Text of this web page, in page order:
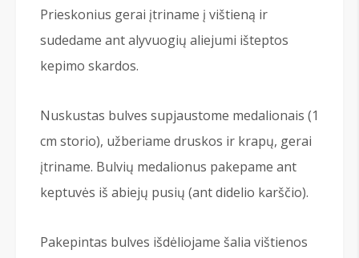
Prieskonius gerai įtriname į vištieną ir
sudedame ant alyvuogių aliejumi išteptos
kepimo skardos.
Nuskustas bulves supjaustome medalionais (1
cm storio), užberiame druskos ir krapų, gerai
įtriname. Bulvių medalionus pakepame ant
keptuvės iš abiejų pusių (ant didelio karščio).
Pakepintas bulves išdėliojame šalia vištienos